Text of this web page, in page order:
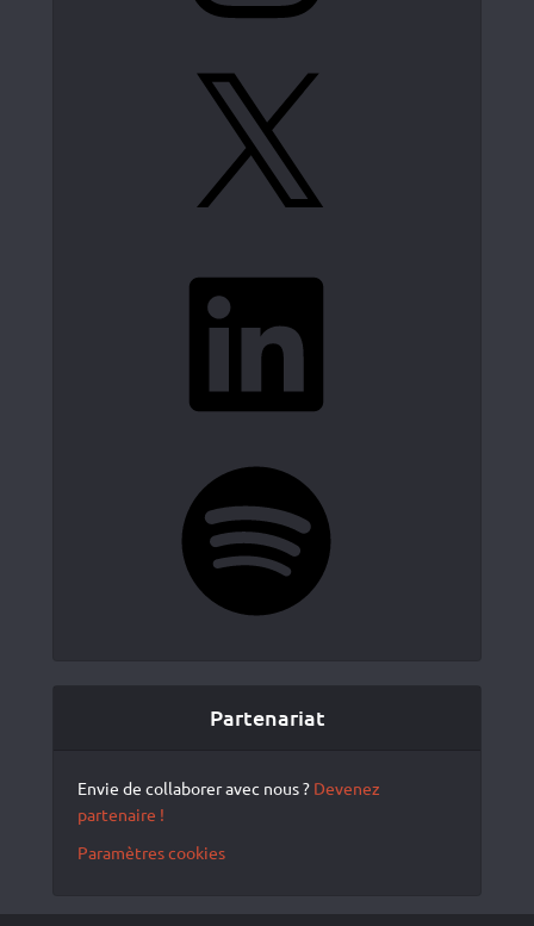
Partenariat
Envie de collaborer avec nous ? Devenez
partenaire !
Paramètres cookies